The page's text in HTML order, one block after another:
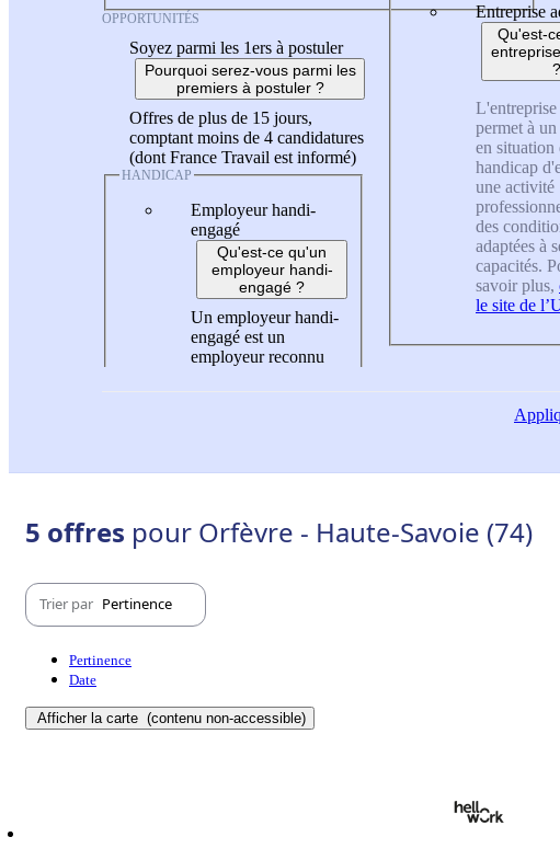
OPPORTUNITÉS
Soyez parmi les 1ers à postuler
Pourquoi serez-vous parmi les
premiers à postuler ?
Offres de plus de 15 jours,
comptant moins de 4 candidatures
(dont France Travail est informé)
HANDICAP
Employeur handi-
engagé
Qu'est-ce qu'un
employeur handi-
engagé ?
Un employeur handi-
engagé est un
employeur reconnu
Entreprise
Qu'est-
?
L'entreprise
permet à
en situation
handicap
une activité
des
adaptées à
capacités.
savoir plus,
le site de
5 offres pour Orfèvre - Haute-Savoie (74)
Trier par Pertinence
Pertinence
Date
Afficher la carte (contenu non-accessible)